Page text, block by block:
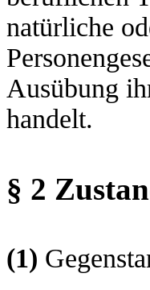
natürliche
Ausübung
handelt.
§ 2
(1)